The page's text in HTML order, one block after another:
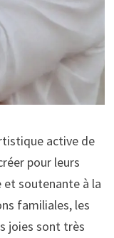
active de
pour leurs
et soutenante à la
familiales, les
joies sont très